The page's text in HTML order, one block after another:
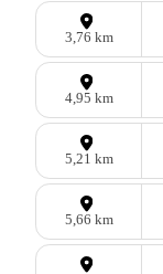
3,76 km
4,95 km
5,21 km
5,66 km